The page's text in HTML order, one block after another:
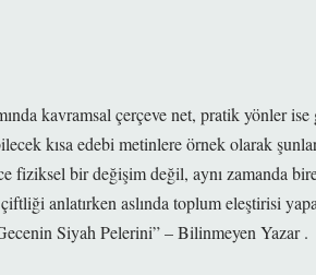
kavramsal çerçeve net, pratik yönler ise
kısa edebi metinlere örnek olarak
fiziksel bir değişim değil, aynı zamanda
anlatırken aslında toplum eleştirisi
Siyah Pelerini” – Bilinmeyen Yazar .